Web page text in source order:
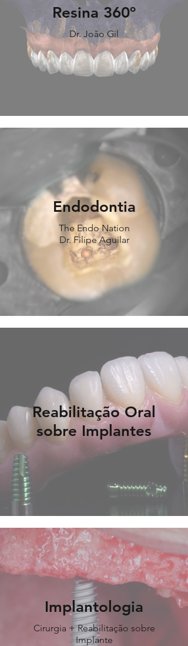
Resina 360º
Dr. João Gil
Endodontia
The Endo Nation
Dr. Filipe Aguilar
Reabilitação Oral
sobre Implantes
Implantologia
Cirurgia + Reabilitação sobre
Implante